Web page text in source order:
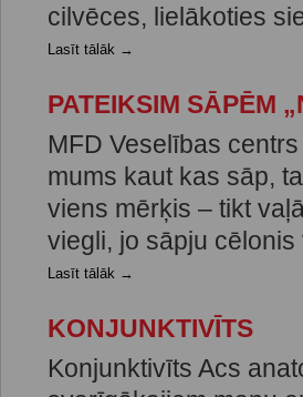
cilvēces, lielākoties
Lasīt tālāk →
PATEIKSIM SĀPĒM
MFD Veselības centrs
mums kaut kas sāp,
viens mērķis – tikt
viegli, jo sāpju cēlonis
Lasīt tālāk →
KONJUNKTIVĪTS
Konjunktivīts Acs